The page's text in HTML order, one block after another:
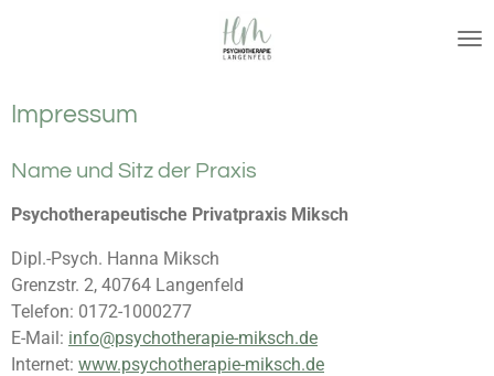
Impressum
Name und Sitz der Praxis
Psychotherapeutische Privatpraxis Miksch
Dipl.-Psych. Hanna Miksch
Grenzstr. 2, 40764 Langenfeld
Telefon: 0172-1000277
E-Mail: info@psychotherapie-miksch.de
Internet: www.psychotherapie-miksch.de